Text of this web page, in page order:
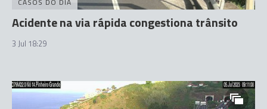
Acidente na via rápida congestiona trânsito
3 Jul 18:29